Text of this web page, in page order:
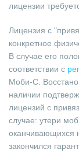
лицензии
Лицензия с
конкретное
В случае его
соответствии с
Моби-С.
наличии
лицензий с
случае: утери
оканчивающихся
закончился